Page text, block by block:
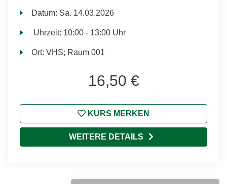
Datum: Sa. 14.03.2026
Uhrzeit: 10:00 - 13:00 Uhr
Ort:VHS; Raum 001
16,50 €
KURS MERKEN
WEITERE DETAILS